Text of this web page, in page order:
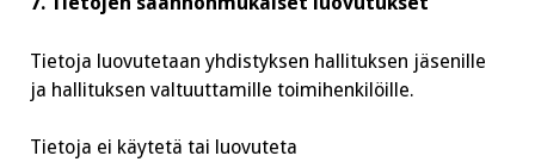
Tietoja luovutetaan yhdistyksen hallituksen jäsenille
ja hallituksen valtuuttamille toimihenkilöille.
Tietoja ei käytetä tai luovuteta